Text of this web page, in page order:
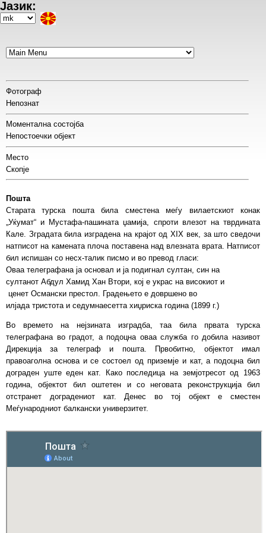
Skip
to
Јазик:
Select
Фотограф
Непознат
Моментална состојба
Непостоечки објект
Место
Скопје
Пошта
Старата турска пошта била сместена меѓу вилаетскиот конак
„Уќумат“ и Мустафа-пашината џамија, спроти влезот на тврдината
Кале. Зградата била изградена на крајот од XIX век, за што сведочи
натписот на камената плоча поставена над влезната врата. Натписот
бил испишан со несх-талик писмо и во превод гласи:
Оваа телеграфана ја основал и ја подигнал султан, син на
султанот Абдул Хамид Хан Втори, кој е украс на високиот и
ценет Османски престол. Градењето е довршено во
илјада тристота и седумнаесетта хиџриска година (1899 г.)
Во времето на нејзината изградба, таа била првата турска
телеграфана во градот, а подоцна оваа служба го добила називот
Дирекција за телеграф и пошта. Првобитно, објектот имал
правоаголна основа и се состоел од приземје и кат, а подоцна бил
дограден уште еден кат. Како последица на земјотресот од 1963
година, објектот бил оштетен и со неговата реконструкција бил
отстранет доградениот кат. Денес во тој објект е сместен
Меѓународниот балкански универзитет.